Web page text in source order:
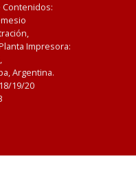
Impresora:
Argentina.
19/20